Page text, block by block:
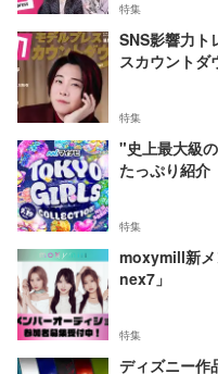
特集
SNS影響力ト
スカウントダ
特集
"史上最大級
たっぷり紹介
特集
moxymill新
nex7」
特集
ディズニー作